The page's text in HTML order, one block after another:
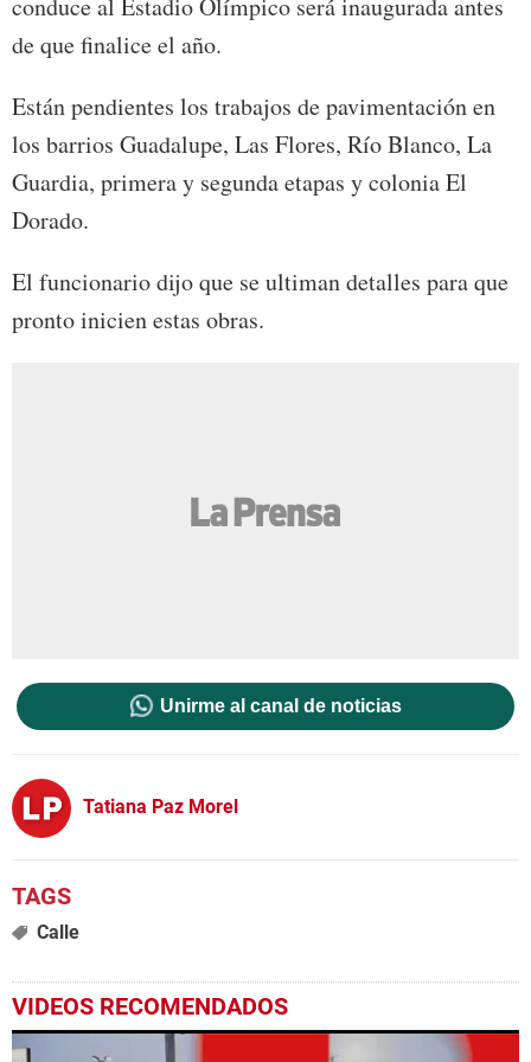
conduce al Estadio Olímpico será inaugurada antes
de que finalice el año.
Están pendientes los trabajos de pavimentación en
los barrios Guadalupe, Las Flores, Río Blanco, La
Guardia, primera y segunda etapas y colonia El
Dorado.
El funcionario dijo que se ultiman detalles para que
pronto inicien estas obras.
Unirme al canal de noticias
Tatiana Paz Morel
Calle
VIDEOS RECOMENDADOS